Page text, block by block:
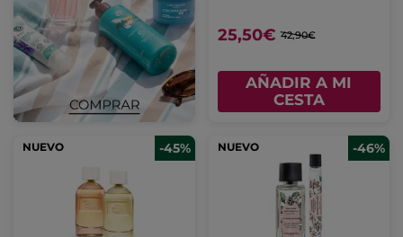
25,50€ 42,90€
AÑADIR A MI
CESTA
NUEVO -45% NUEVO -46%